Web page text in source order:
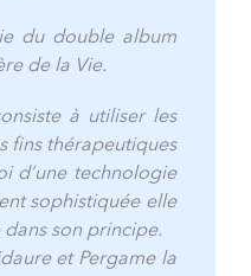
du double album
de la Vie.
à utiliser les
fins thérapeutiques
d’une technologie
sophistiquée elle
son principe.
et Pergame la